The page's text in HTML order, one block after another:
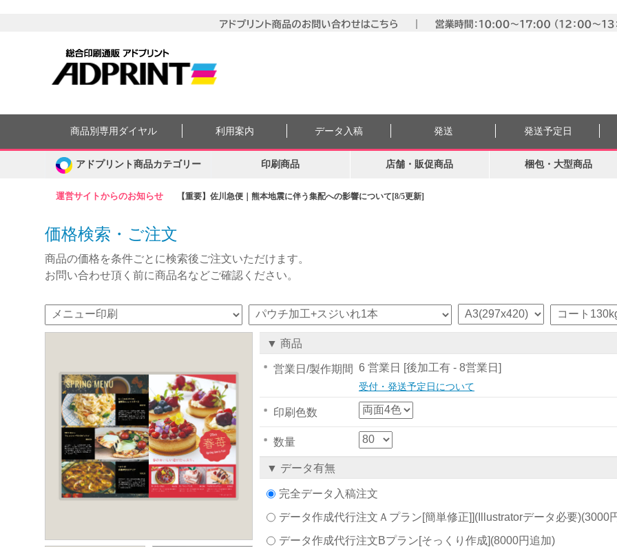
運営サイトからのお知らせ 【重要】佐川急便｜熊本地震に伴う集配への影響について[8/5更新]
商品別専用ダイヤル 利用案内 データ入稿 発送 発送予定日
アドプリント商品カテゴリー 印刷商品 店舗・販促商品 梱包・大型商品
価格検索・ご注文
商品の価格を条件ごとに検索後ご注文いただけます。
お問い合わせ頂く前に商品名などご確認ください。
▼ 商品
営業日/製作期間 6 営業日 [後加工有 - 8営業日]
受付・発送予定日について
印刷色数
数量
▼ データ有無
完全データ入稿注文
データ作成代行注文Ａプラン[簡単修正]](Illustratorデータ必要)(3000
データ作成代行注文Bプラン[そっくり作成](8000円追加)